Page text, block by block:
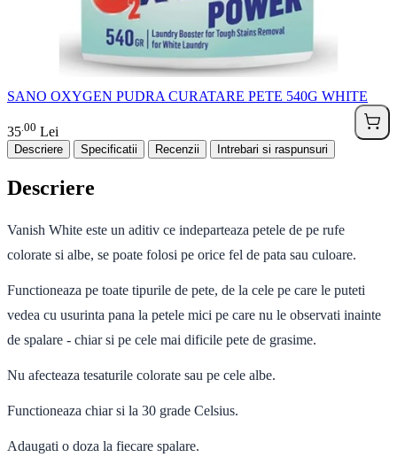
SANO OXYGEN PUDRA CURATARE PETE 540G WHITE
35 00 Lei
Descriere Specificatii Recenzii Intrebari si raspunsuri
Descriere
Vanish White este un aditiv ce indeparteaza petele de pe rufe
colorate si albe, se poate folosi pe orice fel de pata sau culoare.
Functioneaza pe toate tipurile de pete, de la cele pe care le puteti
vedea cu usurinta pana la petele mici pe care nu le observati inainte
de spalare - chiar si pe cele mai dificile pete de grasime.
Nu afecteaza tesaturile colorate sau pe cele albe.
Functioneaza chiar si la 30 grade Celsius.
Adaugati o doza la fiecare spalare.